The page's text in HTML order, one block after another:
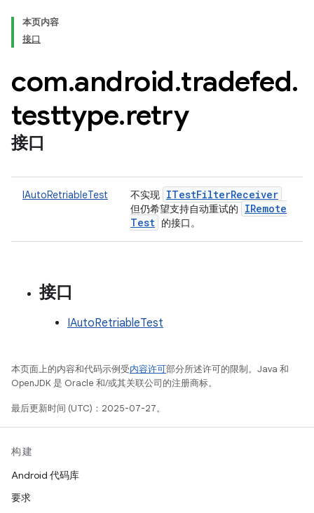
本页内容
接口
com.android.tradefed.
testtype.retry
接口
IAutoRetriableTest 不实现 ITestFilterReceiver
但仍希望支持自动重试的
IRemote
Test 的接口。
接口
IAutoRetriableTest
本页面上的内容和代码示例受内容许可部分所述许可的限制。Java 和
OpenJDK 是 Oracle 和/或其关联公司的注册商标。
最后更新时间 (UTC)：2025-07-27。
构建
Android 代码库
要求